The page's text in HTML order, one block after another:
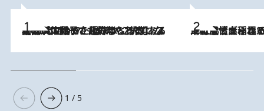
2026.8.5
【阿川佐和子さんの年とる力】なぜ70代で始めた趣味は“こんなに楽しい”のか？ ピアノ、俳句…スランプに陥っても続けられる“ある秘訣”とは 2026.8.5
下町風情あふれる台北屈指の人気エリア・大稲埕でセンスのいい台湾土産《ヴ
1 / 5